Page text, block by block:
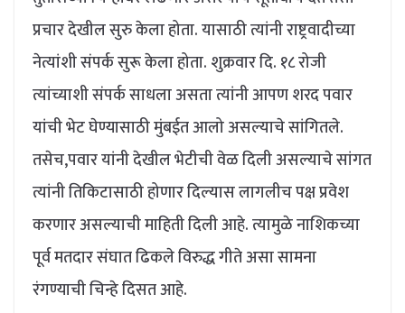
प्रचार देखील सुरु केला होता. यासाठी त्यांनी राष्ट्रवादीच्या
नेत्यांशी संपर्क सुरू केला होता. शुक्रवार दि. १८ रोजी
त्यांच्याशी संपर्क साधला असता त्यांनी आपण शरद पवार
यांची भेट घेण्यासाठी मुंबईत आलो असल्याचे सांगितले.
तसेच,पवार यांनी देखील भेटीची वेळ दिली असल्याचे सांगत
त्यांनी तिकिटासाठी होणार दिल्यास लागलीच पक्ष प्रवेश
करणार असल्याची माहिती दिली आहे. त्यामुळे नाशिकच्या
पूर्व मतदार संघात ढिकले विरुद्ध गीते असा सामना
रंगण्याची चिन्हे दिसत आहे.